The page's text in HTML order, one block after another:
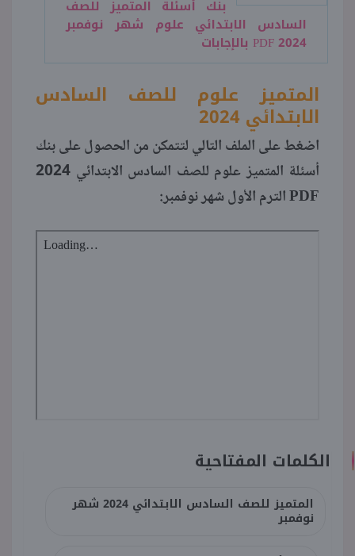
بنك أسئلة المتميز للصف
السادس الابتدائي علوم شهر نوفمبر
2024 PDF بالإجابات
المتميز علوم للصف السادس
الابتدائي 2024
اضغط على الملف التالي لتتمكن من الحصول على بنك
أسئلة المتميز علوم للصف السادس الابتدائي 2024
PDF الترم الأول شهر نوفمبر:
الكلمات المفتاحية
المتميز للصف السادس الابتدائي 2024 شهر
نوفمبر